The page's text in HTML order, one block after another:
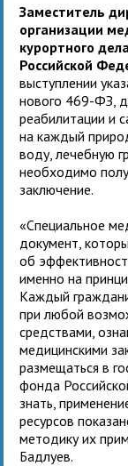
Заместитель
организации
курортного
Российской
выступлении
нового 469-ФЗ,
реабилитации и
на каждый
воду, лечебную
необходимо
заключение.
«Специальное
документ,
об
именно на
Каждый
при любой
средствами,
медицинскими
размещаться в
фонда
знать,
ресурсов
методику их
Бадлуев.